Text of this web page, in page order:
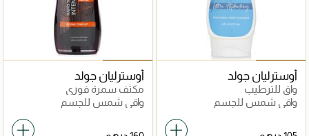
أوسترليان جولد
واقٍ للترطيب
واقي شمس للجسم
أوسترليان جولد
مكثف سمرة فوري
واقي شمس للجسم